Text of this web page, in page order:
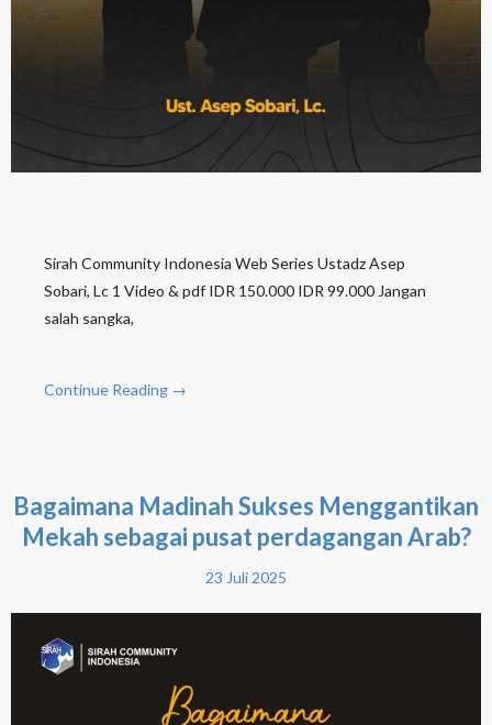
Sirah Community Indonesia Web Series Ustadz Asep
Sobari, Lc 1 Video & pdf IDR 150.000 IDR 99.000 Jangan
salah sangka,
Continue Reading →
Bagaimana Madinah Sukses Menggantikan
Mekah sebagai pusat perdagangan Arab?
23 Juli 2025